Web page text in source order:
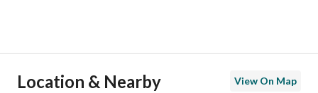
Location & Nearby View On Map